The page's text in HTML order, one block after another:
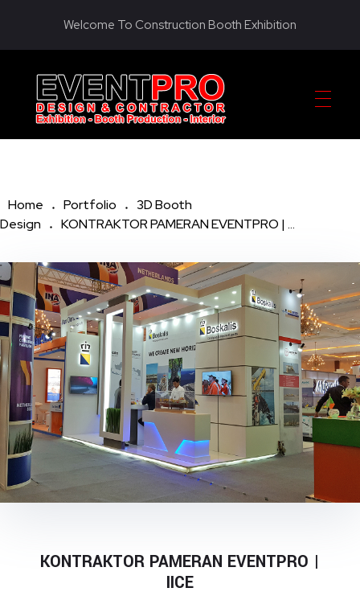
Welcome To Construction Booth Exhibition
KONTRAKTOR PAMERAN EVENTPRO
Eventpro sebagai kontraktor pameran jakarta, penyedia jasa pembuatan dekorasi booth pameran. Hubungi sekarang! Untuk harga yang terjangkau! HOTLINE 081290452586
Home Portfolio
3D Booth
Design
KONTRAKTOR PAMERAN EVENTPRO | ...
KONTRAKTOR PAMERAN EVENTPRO |
IICE